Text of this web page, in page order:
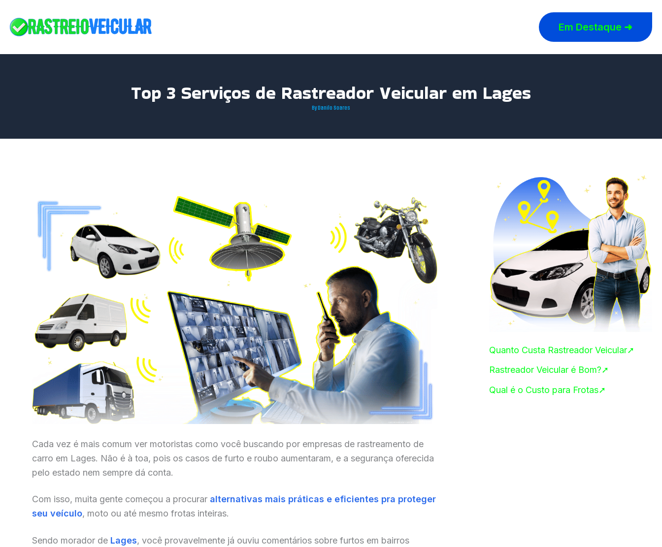
content
Em Destaque ➜
Top 3 Serviços de Rastreador Veicular em Lages
ByDanilo Soares
Cada vez é mais comum ver motoristas como você buscando por empresas de rastreamento de
carro em Lages. Não é à toa, pois os casos de furto e roubo aumentaram, e a segurança oferecida
pelo estado nem sempre dá conta.
Com isso, muita gente começou a procurar alternativas mais práticas e eficientes pra proteger
seu veículo, moto ou até mesmo frotas inteiras.
Sendo morador de Lages, você provavelmente já ouviu comentários sobre furtos em bairros
Quanto Custa Rastreador Veicular➚
Rastreador Veicular é Bom?➚
Qual é o Custo para Frotas➚